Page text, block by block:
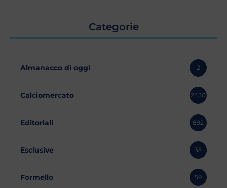
Categorie
Almanacco di oggi 2
Calciomercato 2430
Editoriali 892
Esclusive 35
Formello 59